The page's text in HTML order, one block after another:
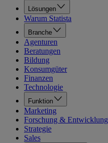
Lösungen
Warum Statista
Branche
Agenturen
Beratungen
Bildung
Konsumgüter
Finanzen
Technologie
Funktion
Marketing
Forschung & Entwicklung
Strategie
Sales